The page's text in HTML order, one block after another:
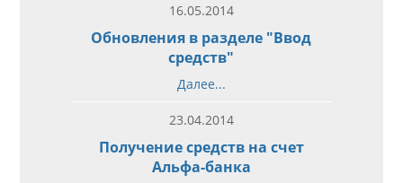
16.05.2014
Обновления в разделе "Ввод
средств"
Далее...
23.04.2014
Получение средств на счет
Альфа-банка